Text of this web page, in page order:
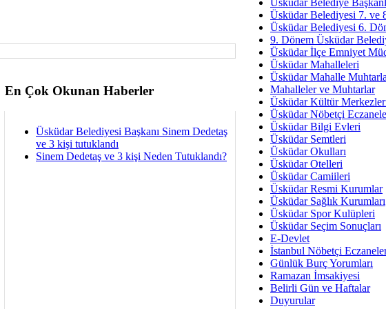
En Çok Okunan Haberler
Üsküdar Belediyesi Başkanı Sinem Dedetaş
ve 3 kişi tutuklandı
Sinem Dedetaş ve 3 kişi Neden Tutuklandı?
İmar Sorunlarının Genel
Arakan
Bayramın
Ruhsal
Üsküdar
Üsküdar Belediye
Üsküdar Belediyesi 7. ve
Üsküdar Belediyesi 6.
9. Dönem Üsküdar
Üsküdar İlçe Emniyet
Üsküdar Mahalleleri
Üsküdar Mahalle
Mahalleler ve Muhtarlar
Üsküdar Kültür
Üsküdar Nöbetçi
Üsküdar Bilgi Evleri
Üsküdar Semtleri
Üsküdar Okulları
Üsküdar Otelleri
Üsküdar Camiileri
Üsküdar Resmi Kurumlar
Üsküdar Sağlık Kurumları
Üsküdar Spor Kulüpleri
Üsküdar Seçim Sonuçları
E-Devlet
İstanbul Nöbetçi
Günlük Burç Yorumları
Ramazan İmsakiyesi
Belirli Gün ve Haftalar
Duyurular